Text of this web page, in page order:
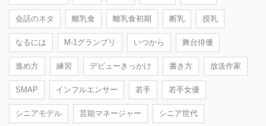
会話のネタ 離乳食 離乳食初期 断乳 授乳
なるには M-1グランプリ いつから 舞台俳優
進め方 練習 デビューきっかけ 書き方 放送作家
SMAP インフルエンサー 若手 若手女優
シニアモデル 芸能マネージャー シニア世代